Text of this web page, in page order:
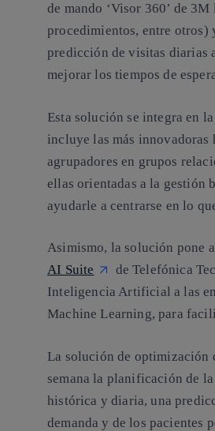
de mando ‘Visor 360’ de
procedimientos, entre otros)
predicción de visitas diarias
mejorar los tiempos de
Esta solución se integra en
incluye las más
agrupadores en grupos
ellas orientadas a la gestión
ayudarle a centrarse en lo
Asimismo, la solución pone
AI Suite
de Telefónica
Inteligencia Artificial a las
Machine Learning, para
La solución de optimización
semana la planificación de
histórica y diaria, una
demanda y de los pacientes